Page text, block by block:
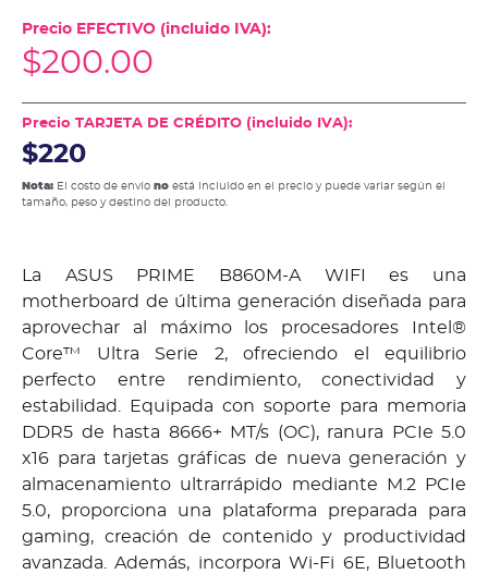
Precio EFECTIVO (incluido IVA):
$200.00
Precio TARJETA DE CRÉDITO (incluido IVA):
$220
Nota: El costo de envío no está incluido en el precio y puede variar según el
tamaño, peso y destino del producto.
La ASUS PRIME B860M-A WIFI es una
motherboard de última generación diseñada para
aprovechar al máximo los procesadores Intel®
Core™ Ultra Serie 2, ofreciendo el equilibrio
perfecto entre rendimiento, conectividad y
estabilidad. Equipada con soporte para memoria
DDR5 de hasta 8666+ MT/s (OC), ranura PCIe 5.0
x16 para tarjetas gráficas de nueva generación y
almacenamiento ultrarrápido mediante M.2 PCIe
5.0, proporciona una plataforma preparada para
gaming, creación de contenido y productividad
avanzada. Además, incorpora Wi-Fi 6E, Bluetooth